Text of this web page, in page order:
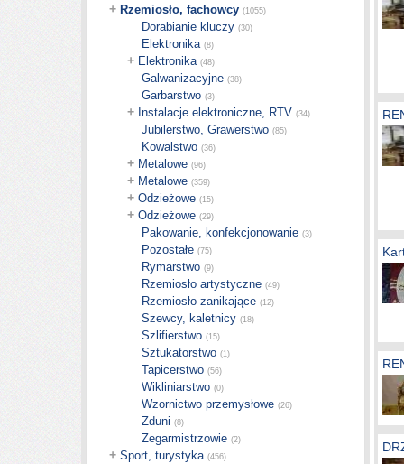
+ Rzemiosło, fachowcy (1055)
Dorabianie kluczy (30)
Elektronika (8)
+ Elektronika (48)
Galwanizacyjne (38)
Garbarstwo (3)
+ Instalacje elektroniczne, RTV (34)
Jubilerstwo, Grawerstwo (85)
Kowalstwo (36)
+ Metalowe (96)
+ Metalowe (359)
+ Odzieżowe (15)
+ Odzieżowe (29)
Pakowanie, konfekcjonowanie (3)
Pozostałe (75)
Rymarstwo (9)
Rzemiosło artystyczne (49)
Rzemiosło zanikające (12)
Szewcy, kaletnicy (18)
Szlifierstwo (15)
Sztukatorstwo (1)
Tapicerstwo (56)
Wikliniarstwo (0)
Wzornictwo przemysłowe (26)
Zduni (8)
Zegarmistrzowie (2)
+ Sport, turystyka (456)